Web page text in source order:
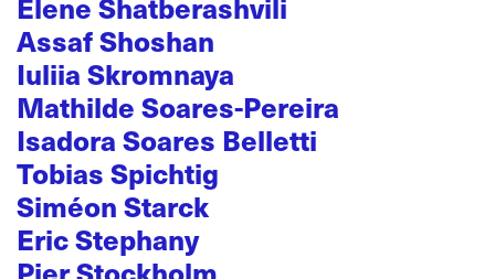
Assaf Shoshan
Iuliia Skromnaya
Mathilde Soares-Pereira
Isadora Soares Belletti
Tobias Spichtig
Siméon Starck
Eric Stephany